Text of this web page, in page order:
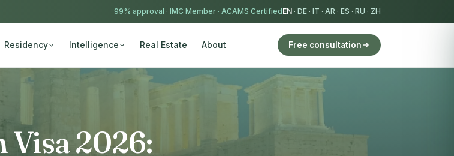
99% approval · IMC Member · ACAMS CertifiedEN · DE · IT · AR · ES · RU · ZH
Residency Intelligence Real Estate About Free consultation
Visa 2026: